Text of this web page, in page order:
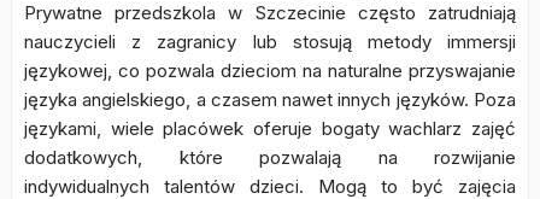
Prywatne przedszkola w Szczecinie często zatrudniają
nauczycieli z zagranicy lub stosują metody immersji
językowej, co pozwala dzieciom na naturalne przyswajanie
języka angielskiego, a czasem nawet innych języków. Poza
językami, wiele placówek oferuje bogaty wachlarz zajęć
dodatkowych, które pozwalają na rozwijanie
indywidualnych talentów dzieci. Mogą to być zajęcia